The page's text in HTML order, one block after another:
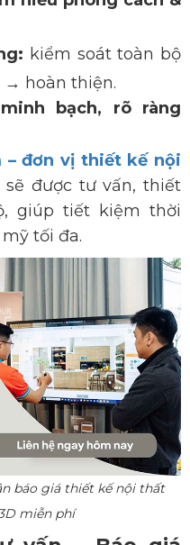
kiểm soát toàn bộ
hoàn thiện.
bạch, rõ ràng
– đơn vị thiết kế nội
sẽ được tư vấn, thiết
giúp tiết kiệm thời
tối đa.
báo giá thiết kế nội thất
miễn phí